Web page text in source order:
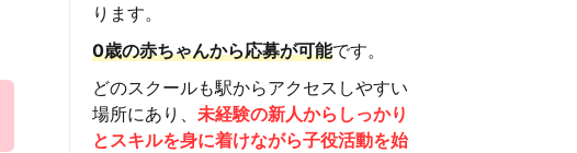
ります。
0歳の赤ちゃんから応募が可能です。
どのスクールも駅からアクセスしやすい
場所にあり、 未経験の新人からしっかり
とスキルを身に着けながら子役活動を始